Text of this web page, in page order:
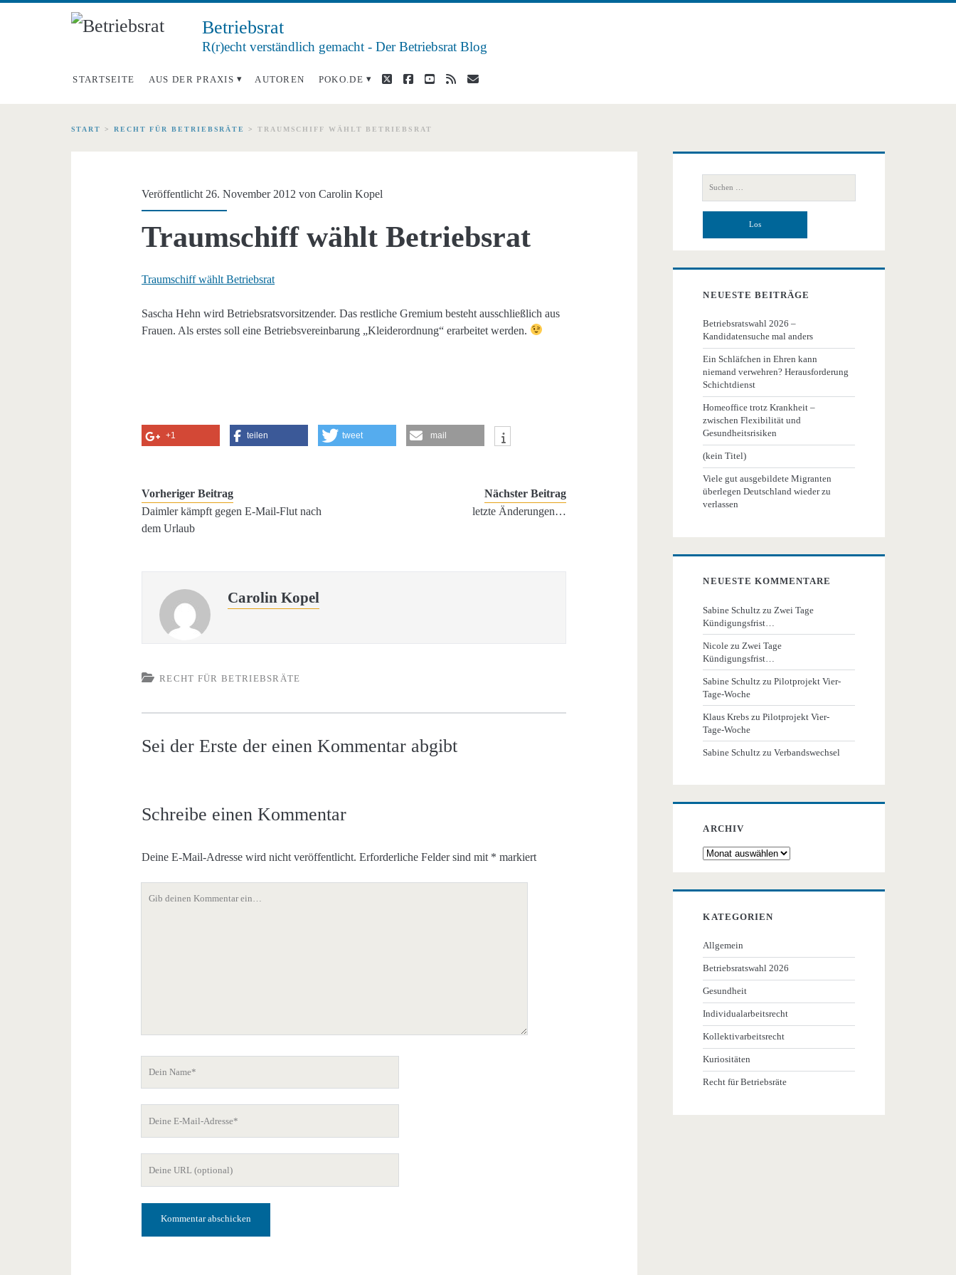
Betriebsrat
R(r)echt verständlich gemacht - Der Betriebsrat Blog
STARTSEITE AUS DER PRAXIS AUTOREN POKO.DE twitterfacebook
youtube
rss E-
START > RECHT FÜR BETRIEBSRÄTE > TRAUMSCHIFF WÄHLT BETRIEBSRAT
Veröffentlicht 26. November 2012 vonCarolin Kopel
Traumschiff wählt Betriebsrat
Traumschiff wählt Betriebsrat
Sascha Hehn wird Betriebsratsvorsitzender. Das restliche Gremium besteht ausschließlich aus
Frauen. Als erstes soll eine Betriebsvereinbarung „Kleiderordnung“ erarbeitet werden.
+1 teilen tweet mail
Vorheriger Beitrag
Daimler kämpft gegen E-Mail-Flut nach
dem Urlaub
Nächster Beitrag
letzte Änderungen…
Carolin Kopel
RECHT FÜR BETRIEBSRÄTE
Sei der Erste der einen Kommentar abgibt
Schreibe einen Kommentar
Deine E-Mail-Adresse wird nicht veröffentlicht. Erforderliche Felder sind mit * markiert
Adresse
Primäre
Seitenleiste
nach:
NEUESTE BEITRÄGE
Betriebsratswahl 2026 –
Kandidatensuche mal anders
Ein Schläfchen in Ehren kann
niemand verwehren? Herausforderung
Schichtdienst
Homeoffice trotz Krankheit –
zwischen Flexibilität und
Gesundheitsrisiken
(kein Titel)
Viele gut ausgebildete Migranten
überlegen Deutschland wieder zu
verlassen
NEUESTE KOMMENTARE
Sabine Schultz zu Zwei Tage
Kündigungsfrist…
Nicole zu Zwei Tage
Kündigungsfrist…
Sabine Schultz zuPilotprojekt Vier-
Tage-Woche
Klaus Krebs zuPilotprojekt Vier-
Tage-Woche
Sabine Schultz zuVerbandswechsel
ARCHIV
Archiv
KATEGORIEN
Allgemein
Betriebsratswahl 2026
Gesundheit
Individualarbeitsrecht
Kollektivarbeitsrecht
Kuriositäten
Recht für Betriebsräte